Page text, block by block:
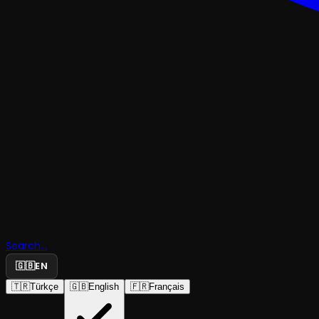
Search...
🇬🇧EN
🇹🇷Türkçe 🇬🇧English 🇫🇷Français
Orhan